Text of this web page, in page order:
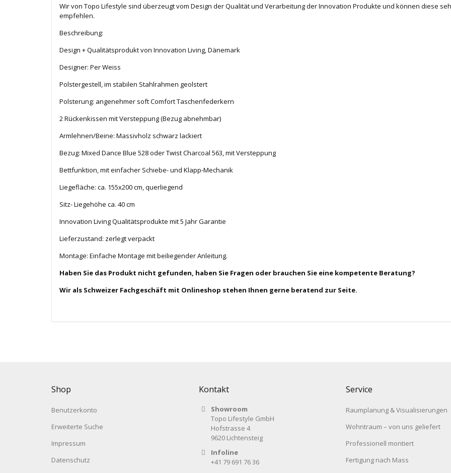
Wir von Topo Lifestyle sind überzeugt vom Design der Qualität und Verarbeitung der Innovation Produkte und können diese
empfehlen.
Beschreibung:
Design + Qualitätsprodukt von Innovation Living, Dänemark
Designer: Per Weiss
Polstergestell, im stabilen Stahlrahmen geolstert
Polsterung: angenehmer soft Comfort Taschenfederkern
2 Rückenkissen mit Versteppung(Bezug abnehmbar)
Armlehnen/Beine: Massivholz schwarz lackiert
Bezug: Mixed Dance Blue 528 oder Twist Charcoal 563, mit Versteppung
Bettfunktion, mit einfacher Schiebe- und Klapp-Mechanik
Liegefläche: ca. 155x200 cm, querliegend
Sitz- Liegehöhe ca. 40 cm
Innovation Living Qualitätsprodukte mit 5 Jahr Garantie
Lieferzustand: zerlegt verpackt
Montage: Einfache Montage mit beiliegender Anleitung.
Haben Sie das Produkt nicht gefunden, haben Sie Fragen oder brauchen Sie eine kompetente Beratung?
Wir als Schweizer Fachgeschäft mit Onlineshop stehen Ihnen gerne beratend zur Seite.
Shop
Benutzerkonto
Erweiterte Suche
Impressum
Datenschutz
Kontakt
Showroom
Topo Lifestyle GmbH
Hofstrasse 4
9620 Lichtensteig
Infoline
+41 79 691 76 36
Service
Raumplanung & Visualisierungen
Wohntraum – von uns geliefert
Professionell montiert
Fertigung nach Mass